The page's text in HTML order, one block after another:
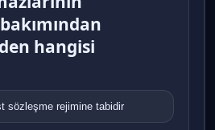
hangisi
sözleşme rejimine tabidir